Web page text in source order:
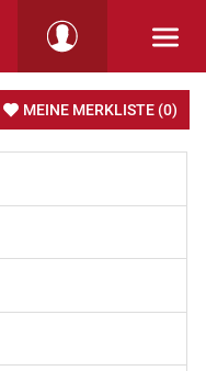
MEINE MERKLISTE (0)